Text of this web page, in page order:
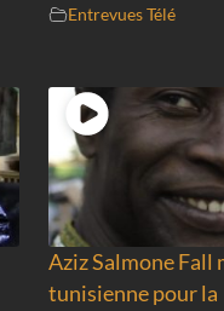
Entrevues Télé
Aziz Salmone Fall
tunisienne pour la